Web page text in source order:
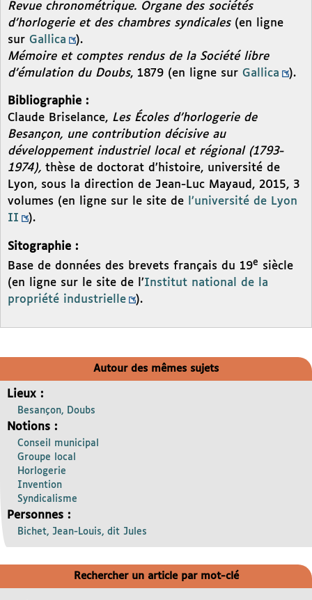
Revue chronométrique. Organe des sociétés
d’horlogerie et des chambres syndicales (en ligne
sur Gallica
).
Mémoire et comptes rendus de la Société libre
d’émulation du Doubs, 1879 (en ligne sur Gallica ).
Bibliographie :
Claude Briselance, Les Écoles d’horlogerie de
Besançon, une contribution décisive au
développement industriel local et régional (1793-
1974), thèse de doctorat d’histoire, université de
Lyon, sous la direction de Jean-Luc Mayaud, 2015, 3
volumes (en ligne sur le site de l’université de Lyon
II
).
Sitographie :
Base de données des brevets français du 19e siècle
(en ligne sur le site de l’Institut national de la
propriété industrielle
).
Autour des mêmes sujets
Lieux :
Besançon, Doubs
Notions :
Conseil municipal
Groupe local
Horlogerie
Invention
Syndicalisme
Personnes :
Bichet, Jean-Louis, dit Jules
Rechercher un article par mot-clé